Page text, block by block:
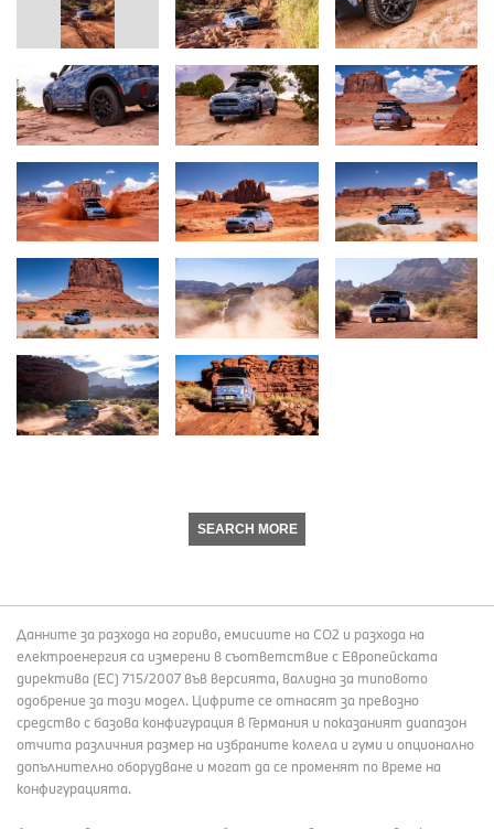
SEARCH MORE
Данните за разхода на гориво, емисиите на СО2 и разхода на
електроенергия са измерени в съответствие с Европейската
директива (EC) 715/2007 във версията, валидна за типовото
одобрение за този модел. Цифрите се отнасят за превозно
средство с базова конфигурация в Германия и показаният диапазон
отчита различния размер на избраните колела и гуми и опционално
допълнително оборудване и могат да се променят по време на
конфигурацията.